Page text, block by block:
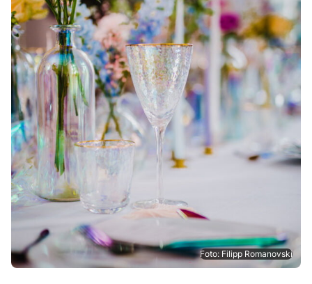
Foto: Filipp Romanovski